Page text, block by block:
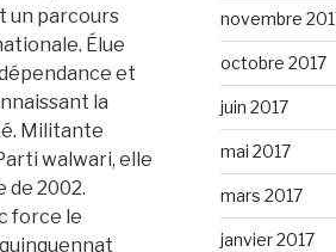
un parcours
Élue
et
la
Militante
walwari, elle
de 2002.
force le
novembre
octobre 2017
juin 2017
mai 2017
mars 2017
janvier 2017